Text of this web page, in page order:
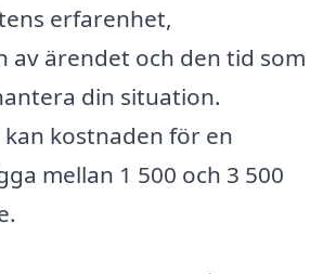
erfarenhet,
av ärendet och den tid som
din situation.
kostnaden för en
mellan 1 500 och 3 500